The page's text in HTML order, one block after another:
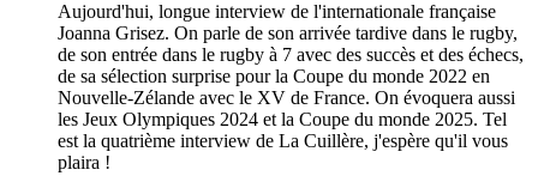
Aujourd'hui, longue interview de l'internationale française
Joanna Grisez. On parle de son arrivée tardive dans le rugby,
de son entrée dans le rugby à 7 avec des succès et des échecs,
de sa sélection surprise pour la Coupe du monde 2022 en
Nouvelle-Zélande avec le XV de France. On évoquera aussi
les Jeux Olympiques 2024 et la Coupe du monde 2025. Tel
est la quatrième interview de La Cuillère, j'espère qu'il vous
plaira !